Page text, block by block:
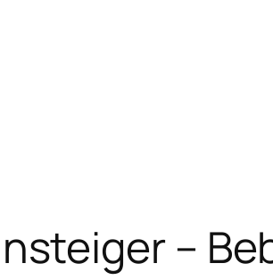
–